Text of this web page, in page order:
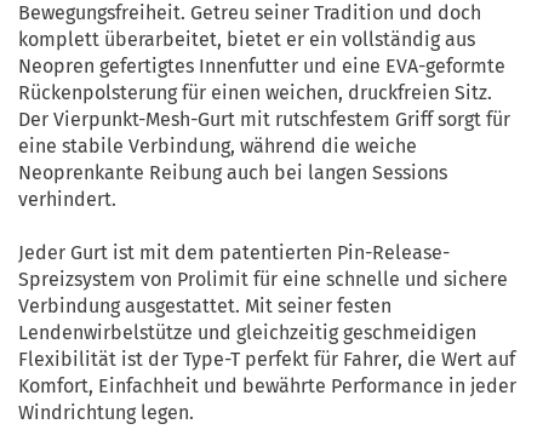
Bewegungsfreiheit. Getreu seiner Tradition und doch
komplett überarbeitet, bietet er ein vollständig aus
Neopren gefertigtes Innenfutter und eine EVA-geformte
Rückenpolsterung für einen weichen, druckfreien Sitz.
Der Vierpunkt-Mesh-Gurt mit rutschfestem Griff sorgt für
eine stabile Verbindung, während die weiche
Neoprenkante Reibung auch bei langen Sessions
verhindert.
Jeder Gurt ist mit dem patentierten Pin-Release-
Spreizsystem von Prolimit für eine schnelle und sichere
Verbindung ausgestattet. Mit seiner festen
Lendenwirbelstütze und gleichzeitig geschmeidigen
Flexibilität ist der Type-T perfekt für Fahrer, die Wert auf
Komfort, Einfachheit und bewährte Performance in jeder
Windrichtung legen.